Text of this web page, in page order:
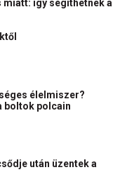
így segíthetnek a
élelmiszer?
boltok polcain
után üzentek a